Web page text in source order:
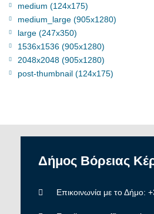
medium (124x175)
medium_large (905x1280)
large (247x350)
1536x1536 (905x1280)
2048x2048 (905x1280)
post-thumbnail (124x175)
Δήμος Βόρειας
Επικοινωνία με το Δήμο: